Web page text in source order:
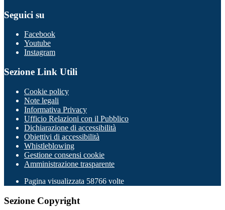
Seguici su
Facebook
Youtube
Instagram
Sezione Link Utili
Cookie policy
Note legali
Informativa Privacy
Ufficio Relazioni con il Pubblico
Dichiarazione di accessibilità
Obiettivi di accessibilità
Whistleblowing
Gestione consensi cookie
Amministrazione trasparente
Pagina visualizzata 58766 volte
Sezione Copyright